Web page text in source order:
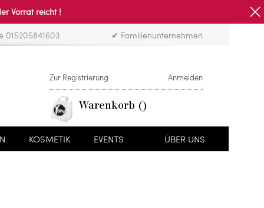
Vorrat reicht !
015205841603 ✔ Familienunternehmen
Zur Registrierung Anmelden
Warenkorb
KOSMETIK EVENTS ÜBER UNS